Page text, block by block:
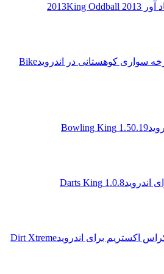
King Oddball
کوهستانی در اندروید
Bike
1.50.19
1.0.8 Darts King
برای اندروید Dirt Xtreme